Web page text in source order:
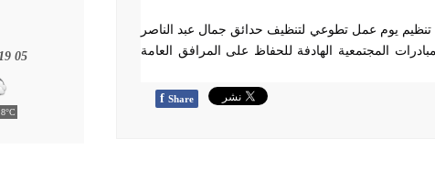
05 Jan 2019
8°C
تنظيم يوم عمل تطوعي لتنظيف حدائق جمال عبد الناصر
المجتمعية الهادفة للحفاظ على المرافق العامة
f Share